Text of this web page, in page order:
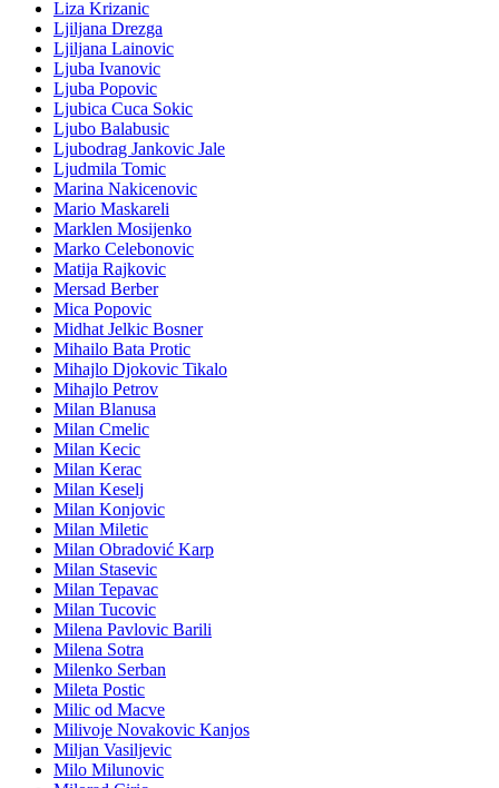
Liza Krizanic
Ljiljana Drezga
Ljiljana Lainovic
Ljuba Ivanovic
Ljuba Popovic
Ljubica Cuca Sokic
Ljubo Balabusic
Ljubodrag Jankovic Jale
Ljudmila Tomic
Marina Nakicenovic
Mario Maskareli
Marklen Mosijenko
Marko Celebonovic
Matija Rajkovic
Mersad Berber
Mica Popovic
Midhat Jelkic Bosner
Mihailo Bata Protic
Mihajlo Djokovic Tikalo
Mihajlo Petrov
Milan Blanusa
Milan Cmelic
Milan Kecic
Milan Kerac
Milan Keselj
Milan Konjovic
Milan Miletic
Milan Obradović Karp
Milan Stasevic
Milan Tepavac
Milan Tucovic
Milena Pavlovic Barili
Milena Sotra
Milenko Serban
Mileta Postic
Milic od Macve
Milivoje Novakovic Kanjos
Miljan Vasiljevic
Milo Milunovic